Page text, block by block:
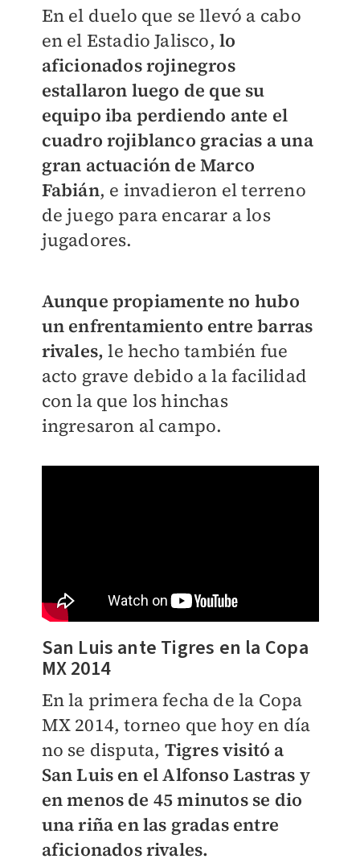
En el duelo que se llevó a cabo
en el Estadio Jalisco, lo
aficionados rojinegros
estallaron luego de que su
equipo iba perdiendo ante el
cuadro rojiblanco gracias a una
gran actuación de Marco
Fabián, e invadieron el terreno
de juego para encarar a los
jugadores.
Aunque propiamente no hubo
un enfrentamiento entre barras
rivales, le hecho también fue
acto grave debido a la facilidad
con la que los hinchas
ingresaron al campo.
San Luis ante Tigres en la Copa
MX 2014
En la primera fecha de la Copa
MX 2014, torneo que hoy en día
no se disputa, Tigres visitó a
San Luis en el Alfonso Lastras y
en menos de 45 minutos se dio
una riña en las gradas entre
aficionados rivales.